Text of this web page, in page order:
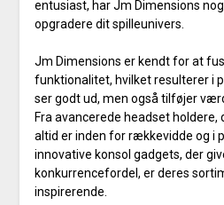
entusiast, har Jm Dimensions
opgradere dit spilleunivers.
Jm Dimensions er kendt for at
funktionalitet, hvilket resulterer i
ser godt ud, men også tilføjer
Fra avancerede headset holdere,
altid er inden for rækkevidde og i
innovative konsol gadgets, der
konkurrencefordel, er deres
inspirerende.